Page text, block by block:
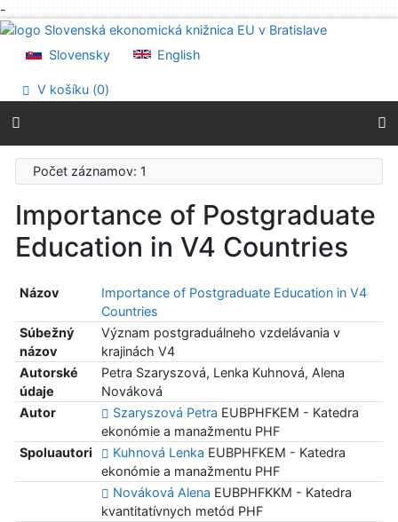
-
Prejsť na obsah
Prehlásenie o webovej prístupnosti
Slovensky English
V košíku (0)
Počet záznamov: 1
Importance of Postgraduate
Education in V4 Countries
Názov
Importance of Postgraduate Education in V4
Countries
Súbežný
názov
Význam postgraduálneho vzdelávania v
krajinách V4
Autorské
údaje
Petra Szaryszová, Lenka Kuhnová, Alena
Nováková
Autor
Szaryszová Petra EUBPHFKEM - Katedra
ekonómie a manažmentu PHF
Spoluautori
Kuhnová Lenka EUBPHFKEM - Katedra
ekonómie a manažmentu PHF
Nováková Alena EUBPHFKKM - Katedra
kvantitatívnych metód PHF